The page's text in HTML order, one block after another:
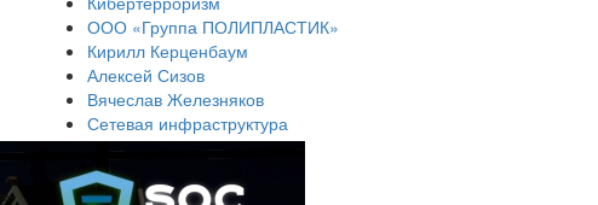
ООО «Группа ПОЛИПЛАСТИК»
Кирилл Керценбаум
Алексей Сизов
Вячеслав Железняков
Сетевая инфраструктура